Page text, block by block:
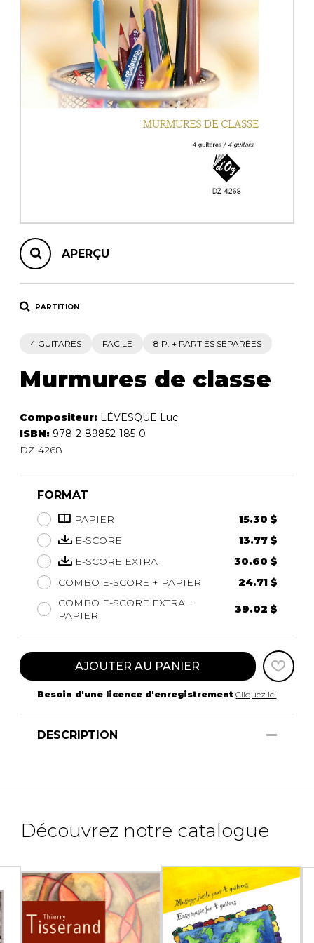
AUTRES PRODUITS
APERÇU
PARTITION
4 GUITARES FACILE 8 P. + PARTIES SÉPARÉES
Murmures de classe
Compositeur: LÉVESQUE Luc
ISBN: 978-2-89852-185-0
DZ 4268
FORMAT
PAPIER
15.30 $
E-SCORE
13.77 $
E-SCORE EXTRA
30.60 $
COMBO E-SCORE + PAPIER
24.71 $
COMBO E-SCORE EXTRA +
PAPIER
39.02 $
AJOUTER AU PANIER
Besoin d'une licence d'enregistrement Cliquez ici
DESCRIPTION
Découvrez notre catalogue